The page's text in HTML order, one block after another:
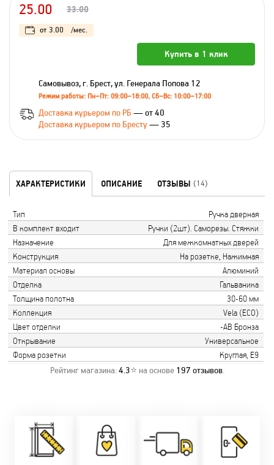
25.00 33.00
от 3.00 /мес.
Купить в 1 клик
Самовывоз, г. Брест, ул. Генерала Попова 12
Режим работы: Пн–Пт: 09:00–18:00, Сб–Вс: 10:00–17:00
Доставка курьером по РБ — от 40
Доставка курьером по Бресту— 35
ХАРАКТЕРИСТИКИ ОПИСАНИЕ ОТЗЫВЫ (14)
Тип
Ручка дверная
В комплект входит
Ручки (2шт). Саморезы. Стяжки
Назначение
Для межкомнатных дверей
Конструкция
На розетке, Нажимная
Материал основы
Алюминий
Отделка
Гальваника
Толщина полотна
30-60 мм
Коллекция
Vela (ECO)
Цвет отделки
-AB Бронза
Открывание
Универсальное
Форма розетки
Круглая, Е9
Рейтинг магазина:4.3⭐ на основе 197 отзывов.
Замер бесплатно!
Оперативно!
День-в-день или
на следующий!
заказать по
Скидки:
-новоселам - 2%
-многодетным -
2%
фурнитуры.
Качественный
монтаж дверей,
окон и мебели.
Микс
2-36 мес
Магнит-5 мес.